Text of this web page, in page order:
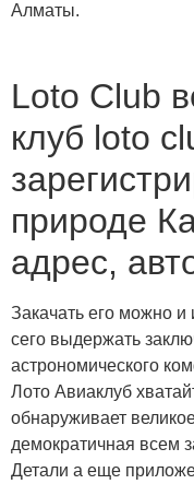
Алматы.
Loto Club
клуб loto
природе
адрес,
Закачать его можно
сего выдержать
астрономического
Лото Авиаклуб
обнаруживает
демократичная всем
Детали а еще